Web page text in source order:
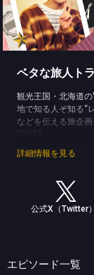
ベタな旅人ト
観光王国・北海道
地で知る人ぞ知る“
などを伝える旅企画
詳細情報を見る
公式X（Twitter）
エピソード一覧